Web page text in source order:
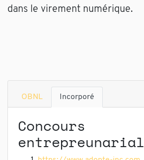
dans le virement numérique.
OBNL Incorporé
Concours
entrepreunarial